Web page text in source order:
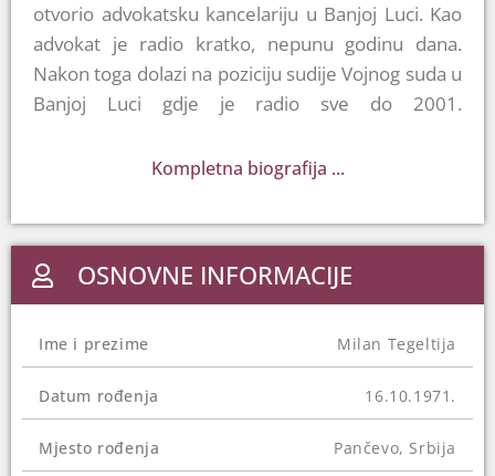
otvorio advokatsku kancelariju u Banjoj Luci. Kao
advokat je radio kratko, nepunu godinu dana.
Nakon toga dolazi na poziciju sudije Vojnog suda u
Banjoj Luci gdje je radio sve do 2001.
Centra za istraživačko novinarstvo rekao da se
pri Vojsci Republike Srpske, odnosno pri
Ministarstvu odbrane RS-a. Od 2001. do 2004.
godine Tegeltija je radio kao savjetnik u tadašnjoj
Instituciji ombudsmena RS-a nakon čega je
imenovan za tužioca Okružnog tužilaštva u Banjoj
Luci.
Nakon što je tri godine radio kao tužilac, u martu
2007. godine je postao predsjednik Osnovnog
Kompletna biografija ...
OSNOVNE INFORMACIJE
Ime i prezime Milan Tegeltija
Datum rođenja 16.10.1971.
Mjesto rođenja Pančevo, Srbija